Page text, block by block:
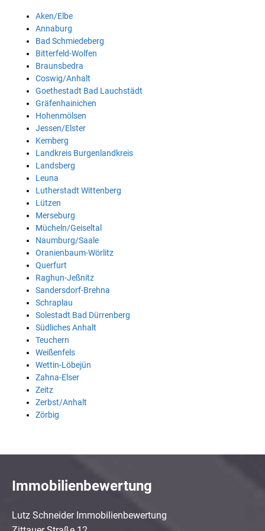
Aken/Elbe
Annaburg
Bad Schmiedeberg
Bitterfeld-Wolfen
Braunsbedra
Coswig/Anhalt
Goethestadt Bad Lauchstädt
Gräfenhainichen
Hohenmölsen
Jessen/Elster
Kemberg
Landkreis Burgenlandkreis
Landsberg
Leuna
Lutherstadt Wittenberg
Lützen
Merseburg
Mücheln/Geiseltal
Naumburg/Saale
Oranienbaum-Wörlitz
Querfurt
Raghun-Jeßnitz
Sandersdorf-Brehna
Schraplau
Solestadt Bad Dürrenberg
Südliches Anhalt
Teuchern
Weißenfels
Wettin-Löbejün
Zahna-Elser
Zeitz
Zerbst/Anhalt
Zörbig
Immobilienbewertung
Lutz Schneider Immobilienbewertung